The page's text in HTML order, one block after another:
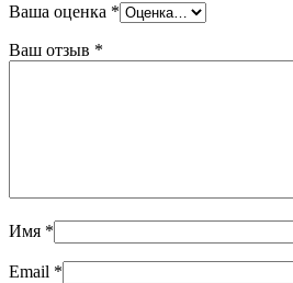
Ваша оценка *
Ваш отзыв *
Имя *
Email *